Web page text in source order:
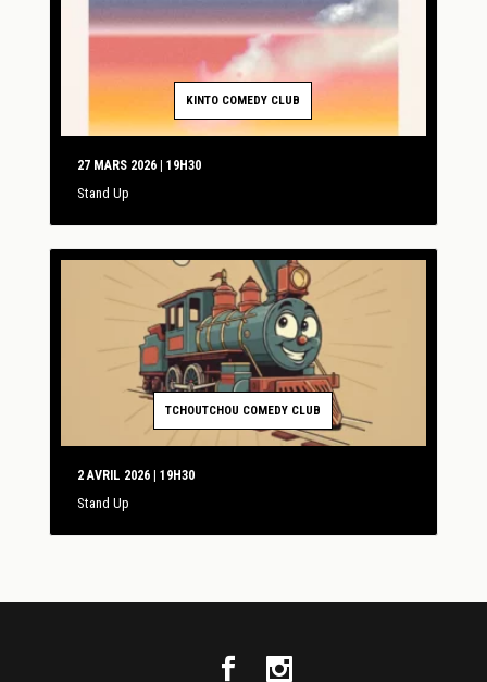
KINTO COMEDY CLUB
27 MARS 2026 | 19H30
Stand Up
TCHOUTCHOU COMEDY CLUB
2 AVRIL 2026 | 19H30
Stand Up